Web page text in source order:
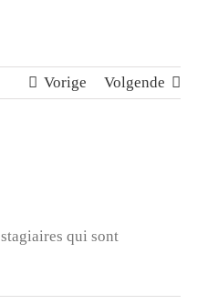
Vorige Volgende
qui sont